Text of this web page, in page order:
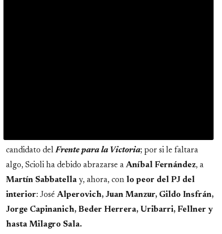
candidato delFrente para la Victoria; por si le faltara
algo, Scioli ha debido abrazarse a Aníbal Fernández, a
Martín Sabbatella y, ahora, con lo peor del PJ del
interior: José Alperovich, Juan Manzur, Gildo Insfrán,
Jorge Capinanich, Beder Herrera, Uribarri, Fellner y
hasta Milagro Sala.